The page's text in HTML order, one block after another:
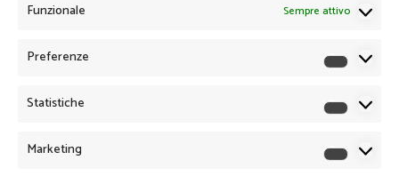
Funzionale
Sempre attivo
Preferenze
Statistiche
Marketing